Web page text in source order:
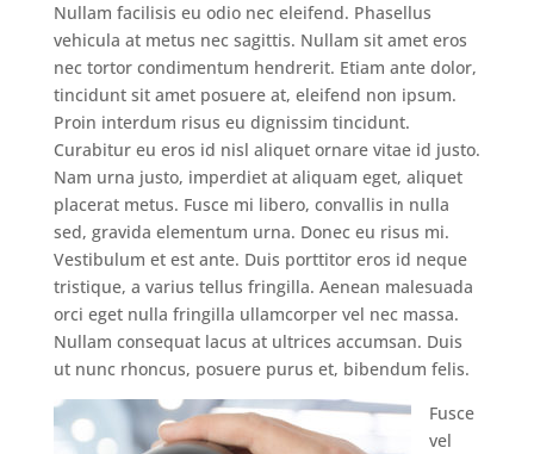
Nullam facilisis eu odio nec eleifend. Phasellus
vehicula at metus nec sagittis. Nullam sit amet eros
nec tortor condimentum hendrerit. Etiam ante dolor,
tincidunt sit amet posuere at, eleifend non ipsum.
Proin interdum risus eu dignissim tincidunt.
Curabitur eu eros id nisl aliquet ornare vitae id justo.
Nam urna justo, imperdiet at aliquam eget, aliquet
placerat metus. Fusce mi libero, convallis in nulla
sed, gravida elementum urna. Donec eu risus mi.
Vestibulum et est ante. Duis porttitor eros id neque
tristique, a varius tellus fringilla. Aenean malesuada
orci eget nulla fringilla ullamcorper vel nec massa.
Nullam consequat lacus at ultrices accumsan. Duis
ut nunc rhoncus, posuere purus et, bibendum felis.
Fusce
vel